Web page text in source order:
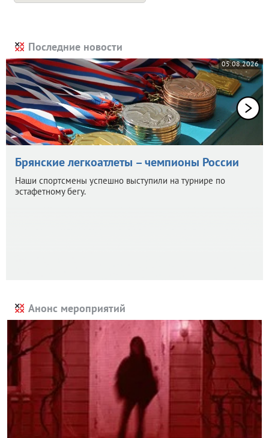
Последние новости
05.08.2026
Брянские легкоатлеты – чемпионы России
Наши спортсмены успешно выступили на турнире по
эстафетному бегу.
Анонс мероприятий